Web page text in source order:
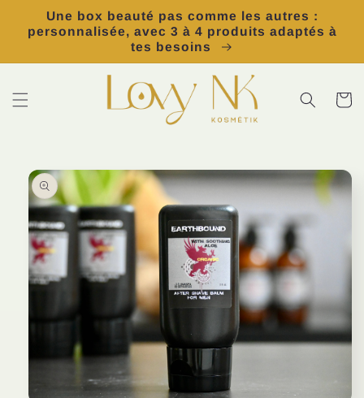
passer
au
Une box beauté pas comme les autres :
personnalisée, avec 3 à 4 produits adaptés à
tes besoins
Panier
informations
produits